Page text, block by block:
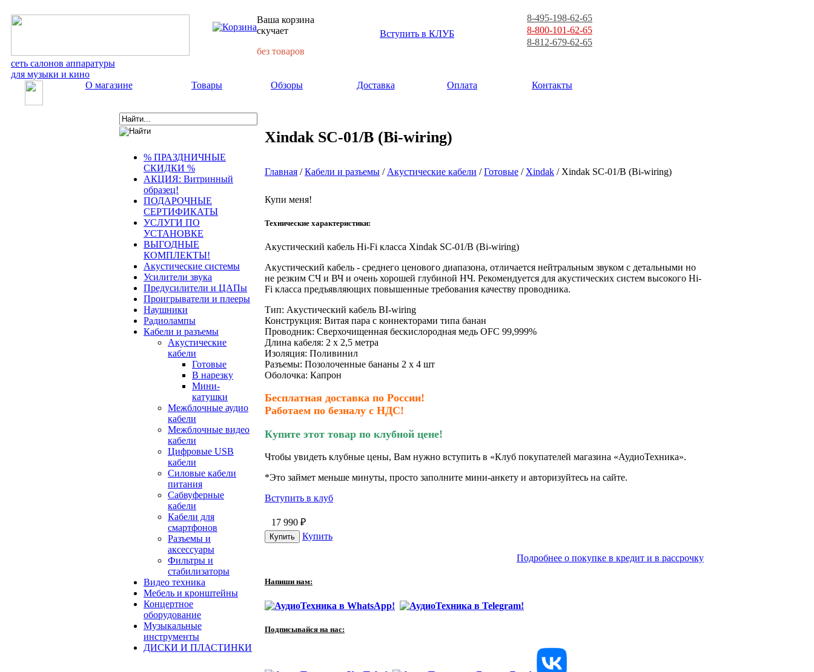
сеть салонов аппаратуры
для музыки и кино
Ваша корзина
скучает
без товаров
Вступить в КЛУБ
8-495-198-62-65
8-800-101-62-65
8-812-679-62-65
О магазине Товары Обзоры Доставка Оплата Контакты
% ПРАЗДНИЧНЫЕ
СКИДКИ %
АКЦИЯ: Витринный
образец!
ПОДАРОЧНЫЕ
СЕРТИФИКАТЫ
УСЛУГИ ПО
УСТАНОВКЕ
ВЫГОДНЫЕ
КОМПЛЕКТЫ!
Акустические системы
Усилители звука
Предусилители и ЦАПы
Проигрыватели и плееры
Наушники
Радиолампы
Кабели и разъемы
Акустические
кабели
Готовые
В нарезку
Мини-
катушки
Межблочные аудио
кабели
Межблочные видео
кабели
Цифровые USB
кабели
Силовые кабели
питания
Сабвуферные
кабели
Кабели для
смартфонов
Разъемы и
аксессуары
Фильтры и
стабилизаторы
Видео техника
Мебель и кронштейны
Концертное
оборудование
Музыкальные
инструменты
ДИСКИ И ПЛАСТИНКИ
Xindak SC-01/B (Bi-wiring)
Главная /Кабели и разъемы / Акустические кабели /Готовые / Xindak / Xindak SC-01/B (Bi-wiring)
Купи меня!
Технические характеристики:
Акустический кабель Hi-Fi класса Xindak SC-01/B (Bi-wiring)
Акустический кабель - среднего ценового диапазона, отличается нейтральным звуком с детальными но
не резким СЧ и ВЧ и очень хорошей глубиной НЧ. Рекомендуется для акустических систем высокого Hi-
Fi класса предъявляющих повышенные требования качеству проводника.
Тип: Акустический кабель BI-wiring
Конструкция: Витая пара с коннекторами типа банан
Проводник: Сверхочищенная бескислородная медь OFC 99,999%
Длина кабеля: 2 x 2,5 метра
Изоляция: Поливинил
Разъемы: Позолоченные бананы 2 х 4 шт
Оболочка: Капрон
Бесплатная доставка по России!
Работаем по безналу с НДС!
Купите этот товар по клубной цене!
Чтобы увидеть клубные цены, Вам нужно вступить в «Клуб покупателей магазина «АудиоТехника».
*Это займет меньше минуты, просто заполните мини-анкету и авторизуйтесь на сайте.
Вступить в клуб
17 990 ₽
Купить
Подробнее о покупке в кредит и в рассрочку
Напиши нам:
Подписывайся на нас: